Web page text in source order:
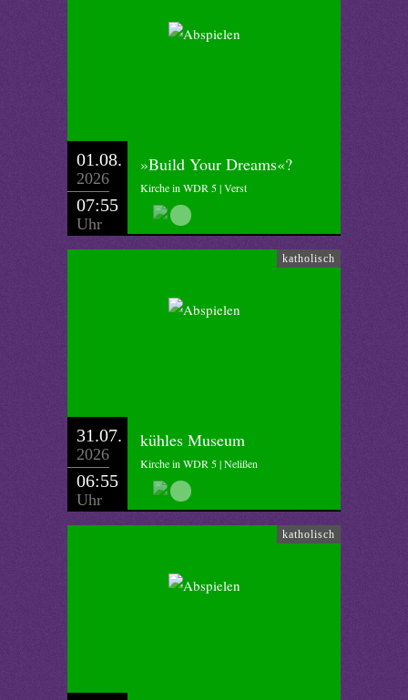
01.08.
2026
07:55
Uhr
»Build Your Dreams«?
Kirche in WDR 5 | Verst
katholisch
31.07.
2026
06:55
Uhr
kühles Museum
Kirche in WDR 5 | Nelißen
katholisch